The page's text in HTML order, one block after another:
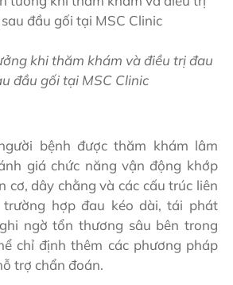
khi thăm khám và điều trị đau
đầu gối tại MSC Clinic
bệnh được thăm khám lâm
giá chức năng vận động khớp
cơ, dây chằng và các cấu trúc liên
trường hợp đau kéo dài, tái phát
ngờ tổn thương sâu bên trong
chỉ định thêm các phương pháp
trợ chẩn đoán.